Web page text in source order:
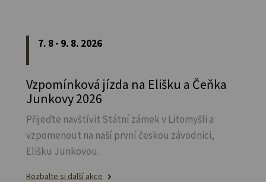
7. 8 - 9. 8. 2026
Vzpomínková jízda na Elišku a Čeňka
Junkovy 2026
Přijeďte navštívit Státní zámek v Litomyšli a
vzpomenout na naší první českou závodnici,
Elišku Junkovou.
Rozbalte si další akce